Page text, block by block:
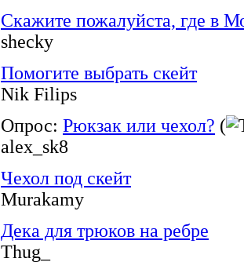
Скажите пожалуйста, где в
shecky
Помогите выбрать скейт
Nik Filips
Опрос: Рюкзак или чехол? (
alex_sk8
Чехол под скейт
Murakamy
Дека для трюков на ребре
Thug_